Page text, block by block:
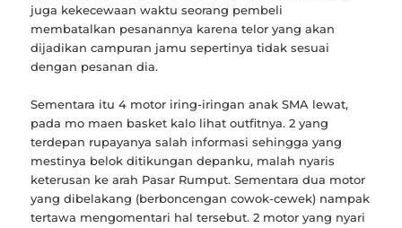
juga kekecewaan waktu seorang pembeli
membatalkan pesanannya karena telor yang akan
dijadikan campuran jamu sepertinya tidak sesuai
dengan pesanan dia.
Sementara itu 4 motor iring-iringan anak SMA lewat,
pada mo maen basket kalo lihat outfitnya. 2 yang
terdepan rupayanya salah informasi sehingga yang
mestinya belok ditikungan depanku, malah nyaris
keterusan ke arah Pasar Rumput. Sementara dua motor
yang dibelakang (berboncengan cowok-cewek) nampak
tertawa mengomentari hal tersebut. 2 motor yang nyari